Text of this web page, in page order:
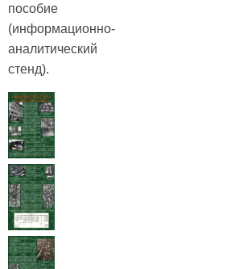
пособие
(информационно-
аналитический
стенд).